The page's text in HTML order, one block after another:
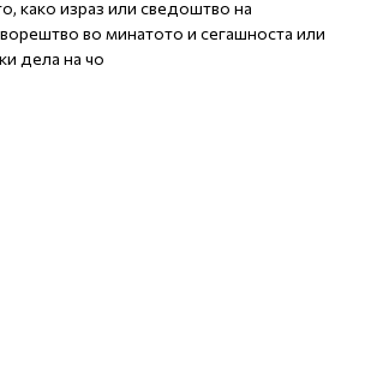
како израз или сведоштво на
во минатото и сегашноста или
дела на чо